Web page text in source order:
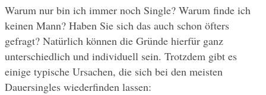
Warum nur bin ich immer noch Single? Warum finde ich
keinen Mann? Haben Sie sich das auch schon öfters
gefragt? Natürlich können die Gründe hierfür ganz
unterschiedlich und individuell sein. Trotzdem gibt es
einige typische Ursachen, die sich bei den meisten
Dauersingles wiederfinden lassen: